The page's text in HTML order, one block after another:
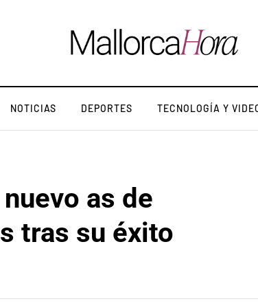
NOTICIAS DEPORTES TECNOLOGÍA Y
as de
tras su éxito